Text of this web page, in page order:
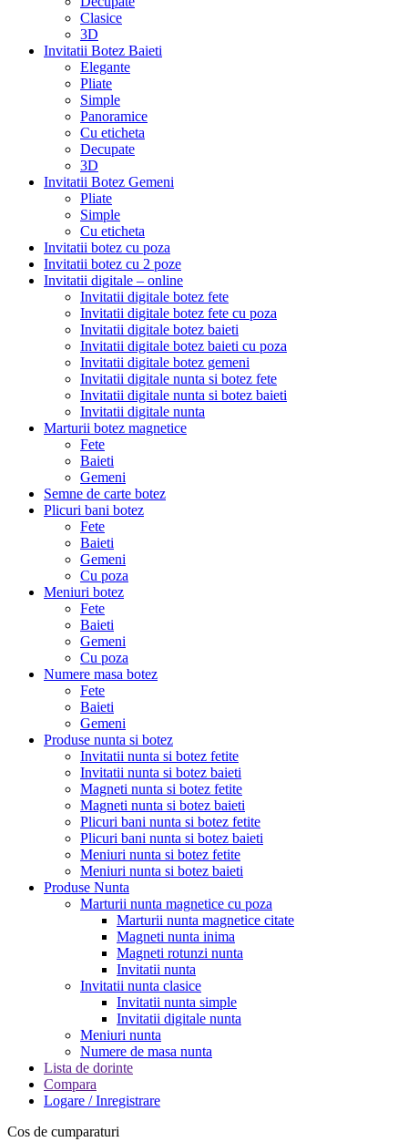
Clasice
3D
Invitatii Botez Baieti
Elegante
Pliate
Simple
Panoramice
Cu eticheta
Decupate
3D
Invitatii Botez Gemeni
Pliate
Simple
Cu eticheta
Invitatii botez cu poza
Invitatii botez cu 2 poze
Invitatii digitale – online
Invitatii digitale botez fete
Invitatii digitale botez fete cu poza
Invitatii digitale botez baieti
Invitatii digitale botez baieti cu poza
Invitatii digitale botez gemeni
Invitatii digitale nunta si botez fete
Invitatii digitale nunta si botez baieti
Invitatii digitale nunta
Marturii botez magnetice
Fete
Baieti
Gemeni
Semne de carte botez
Plicuri bani botez
Fete
Baieti
Gemeni
Cu poza
Meniuri botez
Fete
Baieti
Gemeni
Cu poza
Numere masa botez
Fete
Baieti
Gemeni
Produse nunta si botez
Invitatii nunta si botez fetite
Invitatii nunta si botez baieti
Magneti nunta si botez fetite
Magneti nunta si botez baieti
Plicuri bani nunta si botez fetite
Plicuri bani nunta si botez baieti
Meniuri nunta si botez fetite
Meniuri nunta si botez baieti
Produse Nunta
Marturii nunta magnetice cu poza
Marturii nunta magnetice citate
Magneti nunta inima
Magneti rotunzi nunta
Invitatii nunta
Invitatii nunta clasice
Invitatii nunta simple
Invitatii digitale nunta
Meniuri nunta
Numere de masa nunta
Lista de dorinte
Compara
Logare / Inregistrare
Cos de cumparaturi